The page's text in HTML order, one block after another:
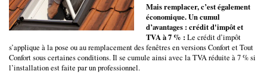
Mais remplacer, c’est également
économique. Un cumul
d’avantages : crédit d'impôt et
TVA à 7 % : Le crédit d’impôt
s’applique à la pose ou au remplacement des fenêtres en versions Confort et Tout
Confort sous certaines conditions. Il se cumule ainsi avec la TVA réduite à 7 % si
l’installation est faite par un professionnel.